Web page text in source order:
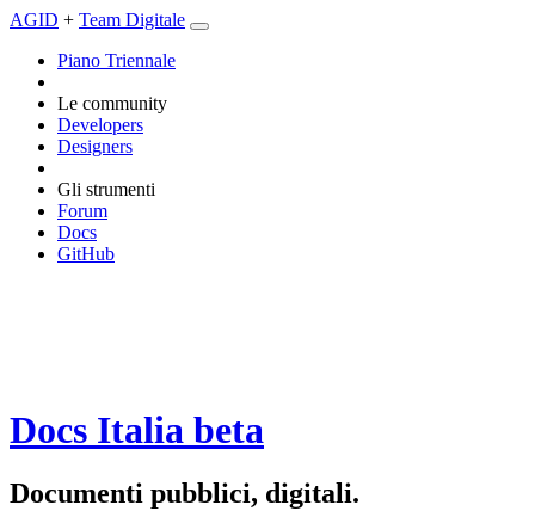
AGID + Team Digitale
Piano Triennale
Le community
Developers
Designers
Gli strumenti
Forum
Docs
GitHub
Docs Italia beta
Documenti pubblici, digitali.